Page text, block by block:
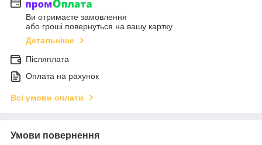
Ви отримаєте замовлення
або гроші повернуться на вашу картку
Детальніше
Післяплата
Оплата на рахунок
Всі умови оплати
Умови повернення